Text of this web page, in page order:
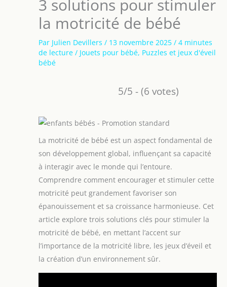
3 solutions pour stimuler
la motricité de bébé
Par Julien Devillers / 13 novembre 2025 / 4 minutes
de lecture / Jouets pour bébé, Puzzles et jeux d'éveil
bébé
5/5 - (6 votes)
La motricité de bébé est un aspect fondamental de
son développement global, influençant sa capacité
à interagir avec le monde qui l’entoure.
Comprendre comment encourager et stimuler cette
motricité peut grandement favoriser son
épanouissement et sa croissance harmonieuse. Cet
article explore trois solutions clés pour stimuler la
motricité de bébé, en mettant l’accent sur
l’importance de la motricité libre, les jeux d’éveil et
la création d’un environnement sûr.